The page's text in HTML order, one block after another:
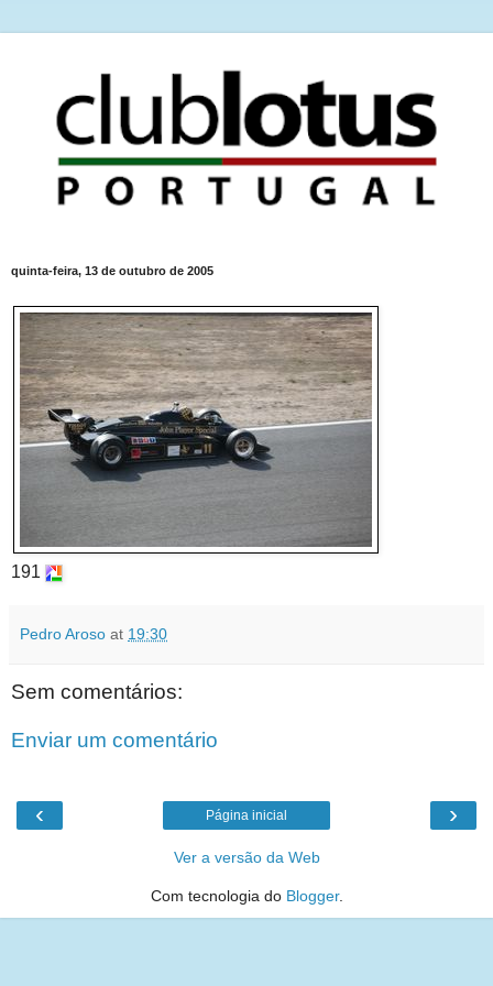
quinta-feira, 13 de outubro de 2005
191
Pedro Aroso at 19:30
Sem comentários:
Enviar um comentário
‹ ›
Página inicial
Ver a versão da Web
Com tecnologia do Blogger.